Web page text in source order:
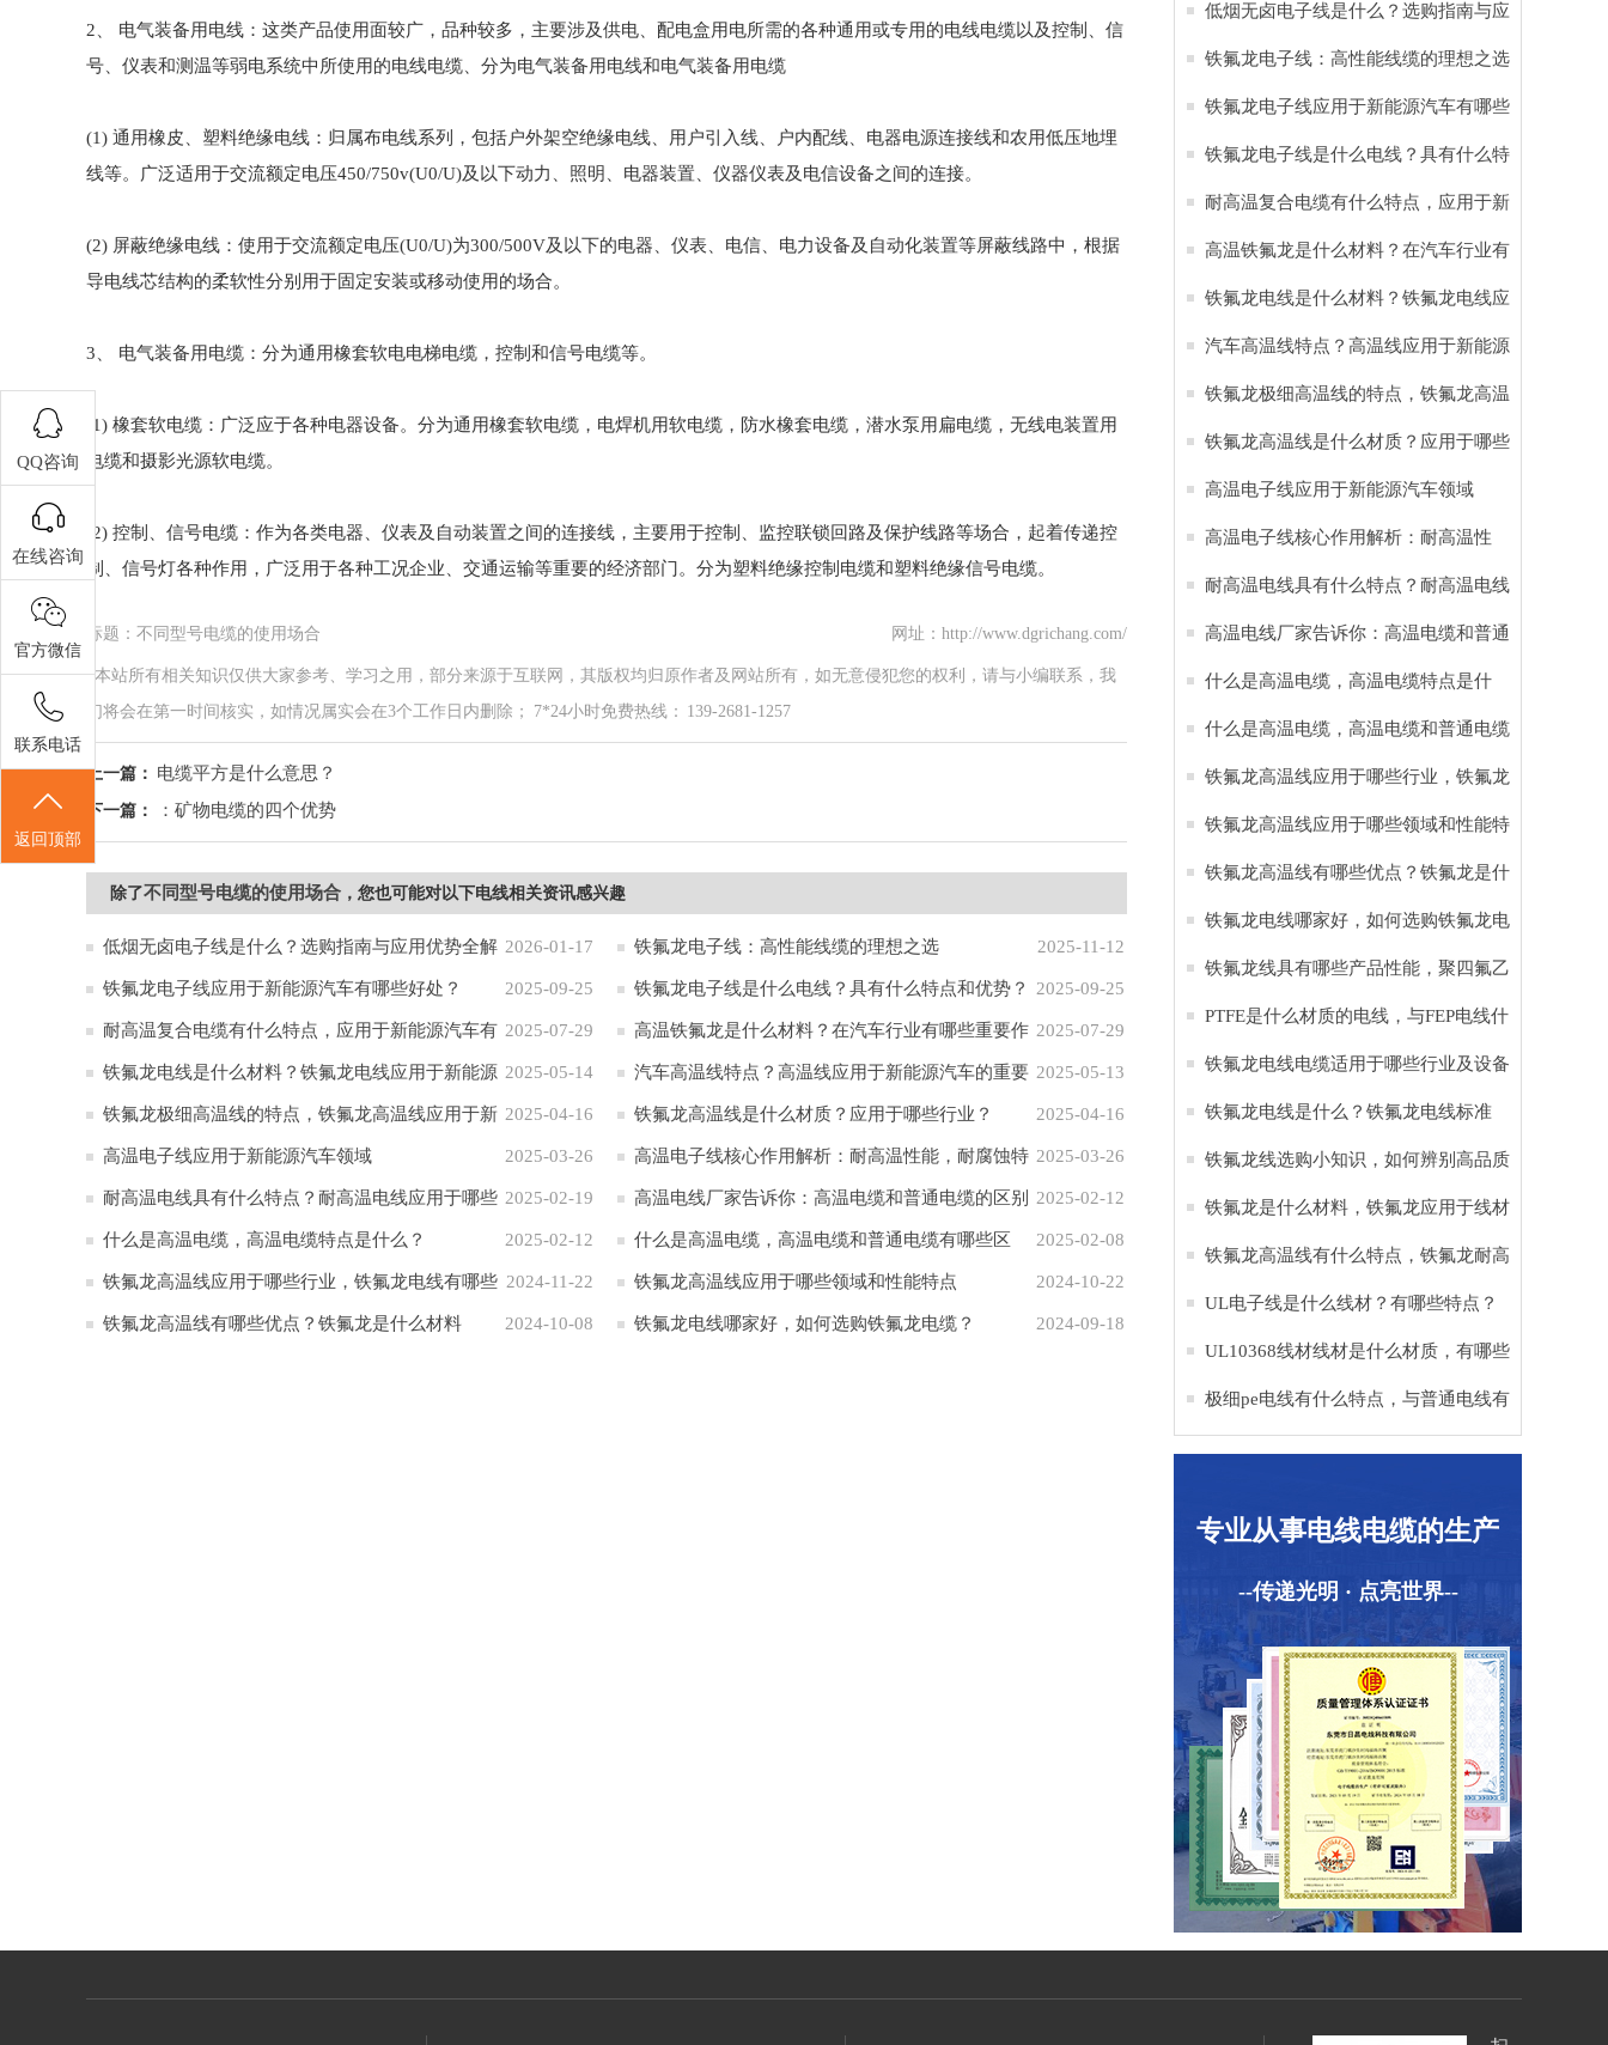
2、 电气装备用电线：这类产品使用面较广，品种较多，主要涉及供电、配电盒用电所需的各种通用或专用的电线电缆以及控制、信
号、仪表和测温等弱电系统中所使用的电线电缆、分为电气装备用电线和电气装备用电缆
(1) 通用橡皮、塑料绝缘电线：归属布电线系列，包括户外架空绝缘电线、用户引入线、户内配线、电器电源连接线和农用低压地埋
线等。广泛适用于交流额定电压450/750v(U0/U)及以下动力、照明、电器装置、仪器仪表及电信设备之间的连接。
(2) 屏蔽绝缘电线：使用于交流额定电压(U0/U)为300/500V及以下的电器、仪表、电信、电力设备及自动化装置等屏蔽线路中，根据
导电线芯结构的柔软性分别用于固定安装或移动使用的场合。
3、 电气装备用电缆：分为通用橡套软电电梯电缆，控制和信号电缆等。
(1) 橡套软电缆：广泛应于各种电器设备。分为通用橡套软电缆，电焊机用软电缆，防水橡套电缆，潜水泵用扁电缆，无线电装置用
电缆和摄影光源软电缆。
(2) 控制、信号电缆：作为各类电器、仪表及自动装置之间的连接线，主要用于控制、监控联锁回路及保护线路等场合，起着传递控
制、信号灯各种作用，广泛用于各种工况企业、交通运输等重要的经济部门。分为塑料绝缘控制电缆和塑料绝缘信号电缆。
标题：不同型号电缆的使用场合 网址：http://www.dgrichang.com/
*本站所有相关知识仅供大家参考、学习之用，部分来源于互联网，其版权均归原作者及网站所有，如无意侵犯您的权利，请与小编联系，我
们将会在第一时间核实，如情况属实会在3个工作日内删除； 7*24小时免费热线： 139-2681-1257
上一篇： 电缆平方是什么意思？
下一篇： ：矿物电缆的四个优势
除了不同型号电缆的使用场合 ，您也可能对以下电线相关资讯感兴趣
2026-01-17
低烟无卤电子线是什么？选购指南与应用优势全解
析
2025-11-12
铁氟龙电子线：高性能线缆的理想之选
2025-09-25
铁氟龙电子线应用于新能源汽车有哪些好处？ 2025-09-25
铁氟龙电子线是什么电线？具有什么特点和优势？
2025-07-29
耐高温复合电缆有什么特点，应用于新能源汽车有
哪些作用？
2025-07-29
高温铁氟龙是什么材料？在汽车行业有哪些重要作
用？
2025-05-14
铁氟龙电线是什么材料？铁氟龙电线应用于新能源
汽车的原因
2025-05-13
汽车高温线特点？高温线应用于新能源汽车的重要
性
2025-04-16
铁氟龙极细高温线的特点，铁氟龙高温线应用于新
能源汽车
2025-04-16
铁氟龙高温线是什么材质？应用于哪些行业？
2025-03-26
高温电子线应用于新能源汽车领域 2025-03-26
高温电子线核心作用解析：耐高温性能，耐腐蚀特
性 应用于六大领域
2025-02-19
耐高温电线具有什么特点？耐高温电线应用于哪些
行业
2025-02-12
高温电线厂家告诉你：高温电缆和普通电缆的区别
2025-02-12
什么是高温电缆，高温电缆特点是什么？ 2025-02-08
什么是高温电缆，高温电缆和普通电缆有哪些区
别？
2024-11-22
铁氟龙高温线应用于哪些行业，铁氟龙电线有哪些
特点
2024-10-22
铁氟龙高温线应用于哪些领域和性能特点
2024-10-08
铁氟龙高温线有哪些优点？铁氟龙是什么材料 2024-09-18
铁氟龙电线哪家好，如何选购铁氟龙电缆？
低烟无卤电子线是什么？选购指南与应
用优势全解析
铁氟龙电子线：高性能线缆的理想之选
铁氟龙电子线应用于新能源汽车有哪些
好处？
铁氟龙电子线是什么电线？具有什么特
点和优势？
耐高温复合电缆有什么特点，应用于新
能源汽车有哪些作用？
高温铁氟龙是什么材料？在汽车行业有
哪些重要作用？
铁氟龙电线是什么材料？铁氟龙电线应
用于新能源汽车的原因
汽车高温线特点？高温线应用于新能源
汽车的重要性
铁氟龙极细高温线的特点，铁氟龙高温
线应用于新能源汽车
铁氟龙高温线是什么材质？应用于哪些
行业？
高温电子线应用于新能源汽车领域
高温电子线核心作用解析：耐高温性
能，耐腐蚀特性 应用于六大领域
耐高温电线具有什么特点？耐高温电线
应用于哪些行业
高温电线厂家告诉你：高温电缆和普通
电缆的区别
什么是高温电缆，高温电缆特点是什
么？
什么是高温电缆，高温电缆和普通电缆
有哪些区别？
铁氟龙高温线应用于哪些行业，铁氟龙
电线有哪些特点
铁氟龙高温线应用于哪些领域和性能特
点
铁氟龙高温线有哪些优点？铁氟龙是什
么材料
铁氟龙电线哪家好，如何选购铁氟龙电
缆？
铁氟龙线具有哪些产品性能，‌聚四氟乙
烯是什么材料
PTFE是什么材质的电线，与FEP电线什
么区别？
铁氟龙电线电缆适用于哪些行业及设备
铁氟龙电线是什么？铁氟龙电线标准
铁氟龙线选购小知识，如何辨别高品质
铁氟龙电子线
铁氟龙是什么材料，铁氟龙应用于线材
的作用？
铁氟龙高温线有什么特点，铁氟龙耐高
温多少度？
UL电子线是什么线材？有哪些特点？
UL10368线材线材是什么材质，有哪些
作用？
极细pe电线有什么特点，与普通电线有
专业从事电线电缆的生产
--传递光明 · 点亮世界--
QQ咨询
在线咨询
官方微信
联系电话
返回顶部